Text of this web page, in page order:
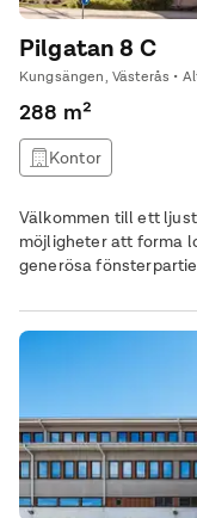
Pilgatan 8 C
Kungsängen, Västerås •
288 m²
Kontor
Välkommen till ett
möjligheter att forma
generösa
inspirerande arbetsmiljö. Lokalen har i dagsläget en
planlösning med flera
lätt att anpassa till